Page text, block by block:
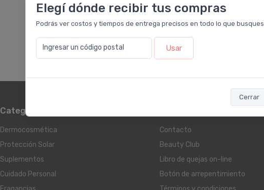
Elegí dónde recibir tus compras
Podrás ver costos y tiempos de entrega precisos en todo lo que busques.
Ingresar un código postal Usar
Cerrar
Categorías
Dermocosmética
Protección Solar
Suplementos
Cuidado Personal
Contacto
Beauty Club
Libro de quejas on-line
Botón de arrepentimiento